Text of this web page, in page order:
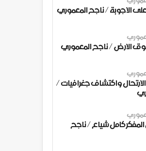
الاجوبة / ناجح المعموري
الارض / ناجح المعموري
واكتشاف جغرافيات /
كامل شياع / ناجح